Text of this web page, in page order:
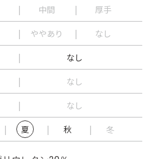
中間 厚手
ややあり なし
なし
なし
なし
夏 秋 冬